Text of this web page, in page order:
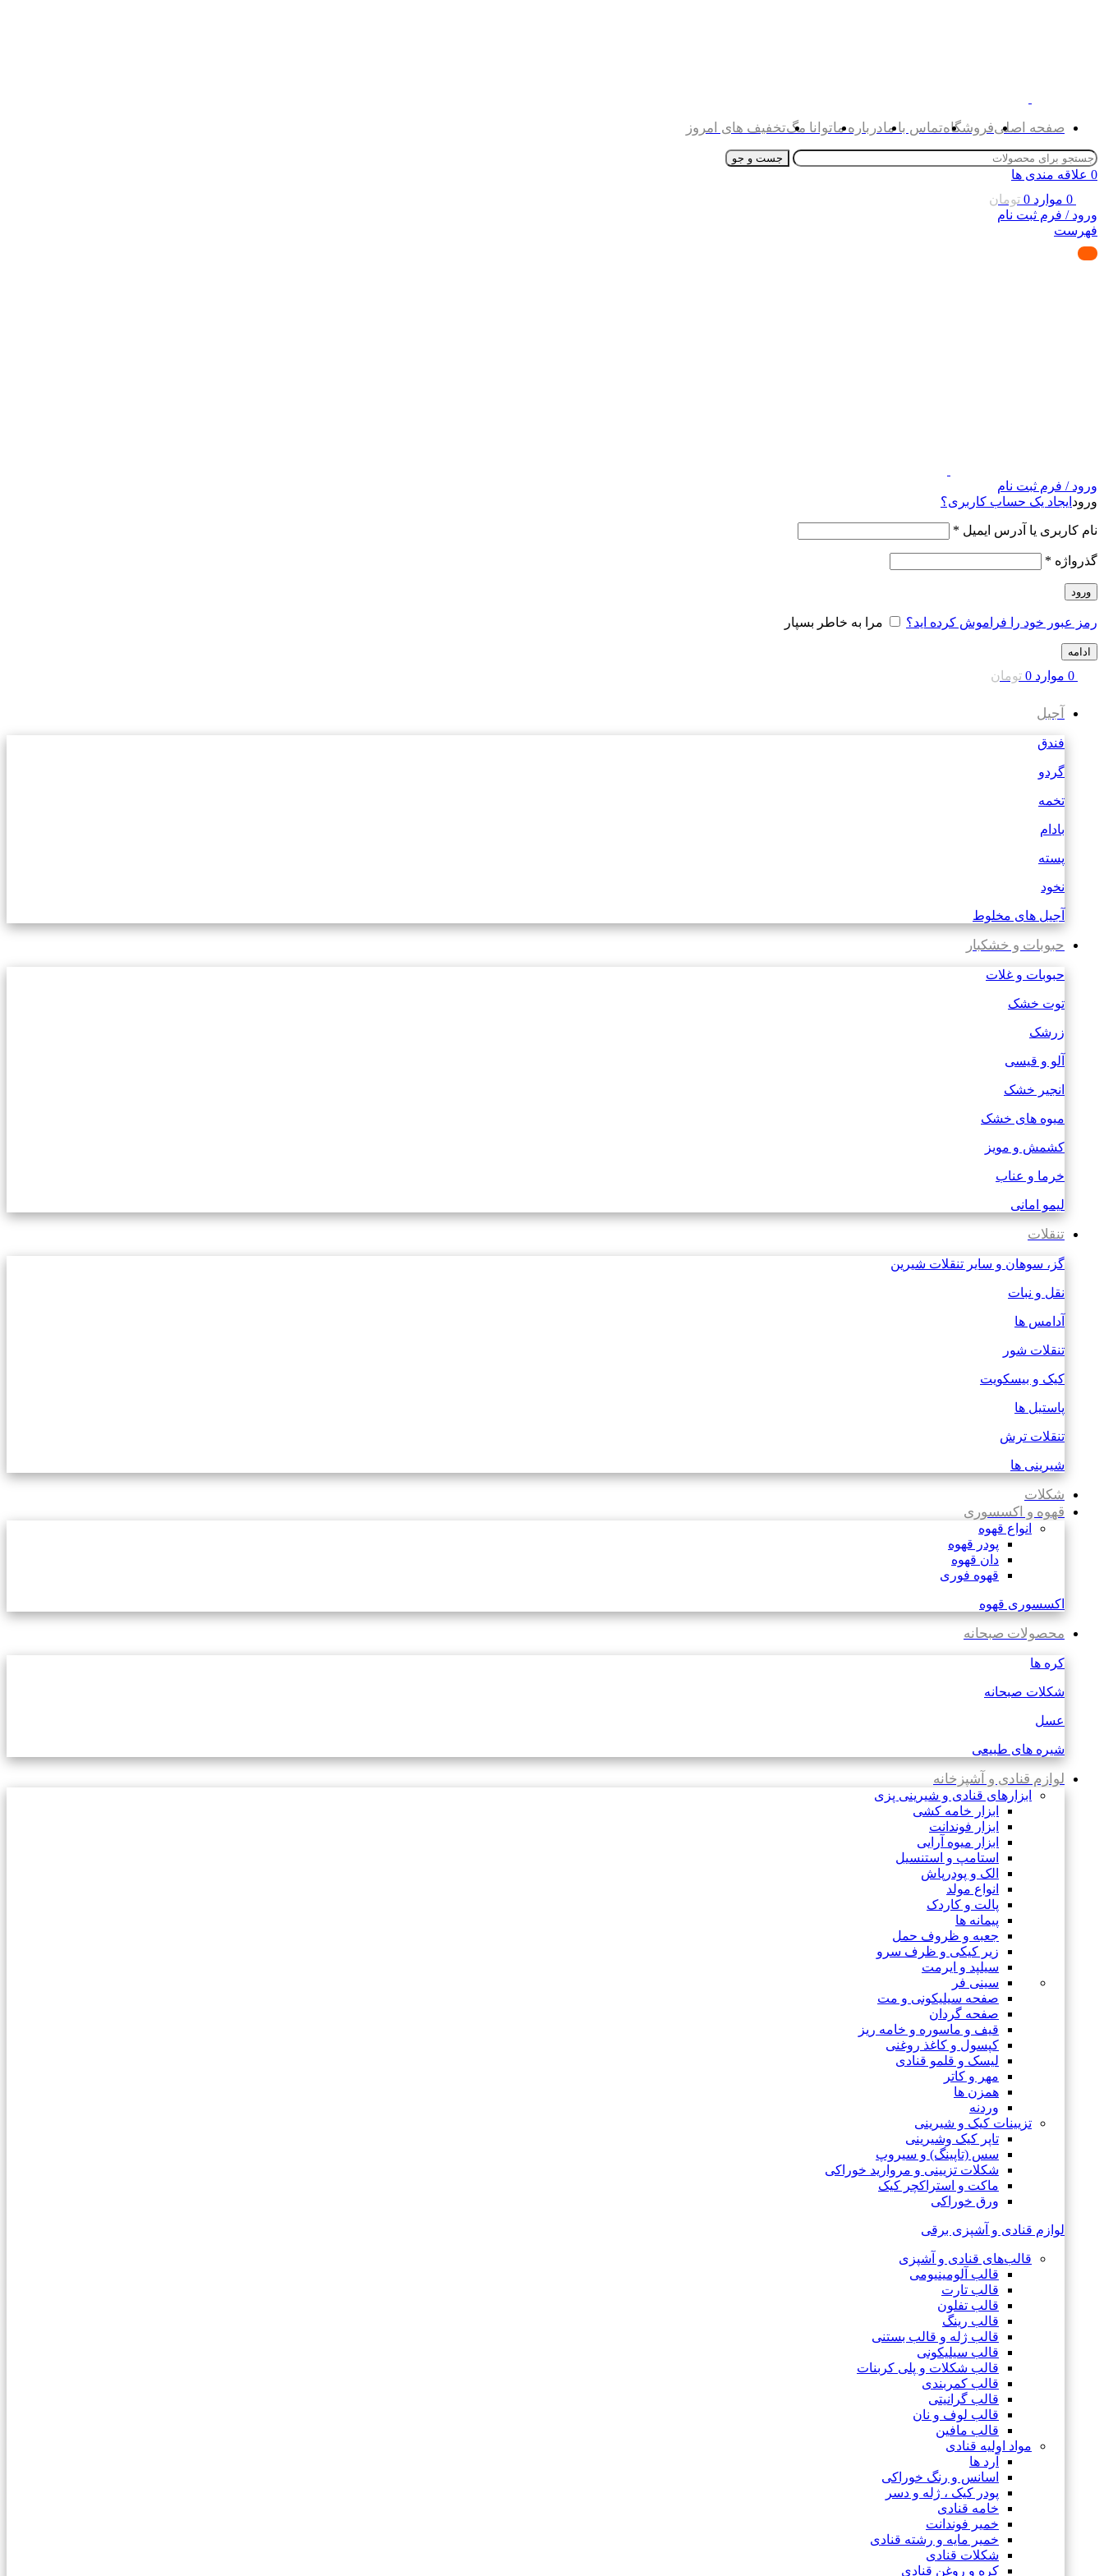
صفحه اصلیفروشگاهتماس با مادرباره ماتوانا مگتخفیف های امروز
جست و جو
0 علاقه مندی ها
0 موارد 0 تومان
ورود / فرم ثبت نام
فهرست
ورود / فرم ثبت نام
ورود ایجاد یک حساب کاربری؟
نام کاربری یا آدرس ایمیل *
گذرواژه *
ورود
رمز عبور خود را فراموش کرده اید؟ مرا به خاطر بسپار
ادامه
0 موارد 0 تومان
آجیل
فندق
گردو
تخمه
بادام
پسته
نخود
آجیل های مخلوط
حبوبات و خشکبار
حبوبات و غلات
توت خشک
زرشک
آلو و قیسی
انجیر خشک
میوه های خشک
کشمش و مویز
خرما و عناب
لیمو امانی
تنقلات
گز، سوهان و سایر تنقلات شیرین
نقل و نبات
آدامس ها
تنقلات شور
کیک و بیسکویت
پاستیل ها
تنقلات ترش
شیرینی ها
شکلات
قهوه و اکسسوری
انواع قهوه
پودر قهوه
دان قهوه
قهوه فوری
اکسسوری قهوه
محصولات صبحانه
کره ها
شکلات صبحانه
عسل
شیره های طبیعی
لوازم قنادی و آشپزخانه
ابزارهای قنادی و شیرینی پزی
ابزار خامه کشی
ابزار فوندانت
ابزار میوه آرایی
استامپ و استنسیل
الک و پودرپاش
انواع مولد
پالت و کاردک
پیمانه ها
جعبه و ظروف حمل
زیر کیکی و ظرف سرو
سیلپد و ایرمت
سینی فر
صفحه سیلیکونی و مت
صفحه گردان
قیف و ماسوره و خامه ریز
کپسول و کاغذ روغنی
لیسک و قلمو قنادی
مهر و کاتر
همزن ها
وردنه
تزیینات کیک و شیرینی
تاپر کیک وشیرینی
سس (تاپینگ) و سیروپ
شکلات تزیینی و مروارید خوراکی
ماکت و استراکچر کیک
ورق خوراکی
لوازم قنادی و آشپزی برقی
قالب‌های قنادی و آشپزی
قالب آلومینیومی
قالب تارت
قالب تفلون
قالب رینگ
قالب ژله و قالب بستنی
قالب سیلیکونی
قالب شکلات و پلی کربنات
قالب کمربندی
قالب گرانیتی
قالب لوف و نان
قالب مافین
مواد اولیه قنادی
آرد ها
اسانس و رنگ خوراکی
پودر کیک ، ژله و دسر
خامه قنادی
خمیر فوندانت
خمیر مایه و رشته قنادی
شکلات قنادی
کره و روغن قنادی